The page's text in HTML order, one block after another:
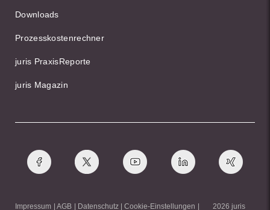
Downloads
Prozesskostenrechner
juris PraxisReporte
juris Magazin
Impressum AGB Datenschutz Cookie-Einstellungen 2026 juris